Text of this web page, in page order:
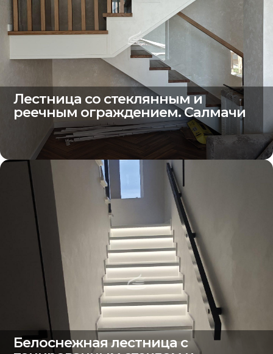
Лестница со стеклянным и
реечным ограждением. Салмачи
Белоснежная лестница с